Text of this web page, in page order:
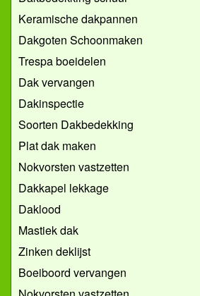
Keramische dakpannen
Dakgoten Schoonmaken
Trespa boeidelen
Dak vervangen
Dakinspectie
Soorten Dakbedekking
Plat dak maken
Nokvorsten vastzetten
Dakkapel lekkage
Daklood
Mastiek dak
Zinken deklijst
Boeiboord vervangen